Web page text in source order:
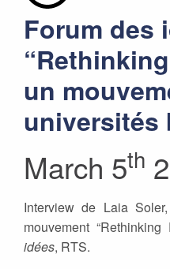
Forum des
un
universités
March 5th
Interview de Laia
mouvement “Rethinking
idées, RTS.